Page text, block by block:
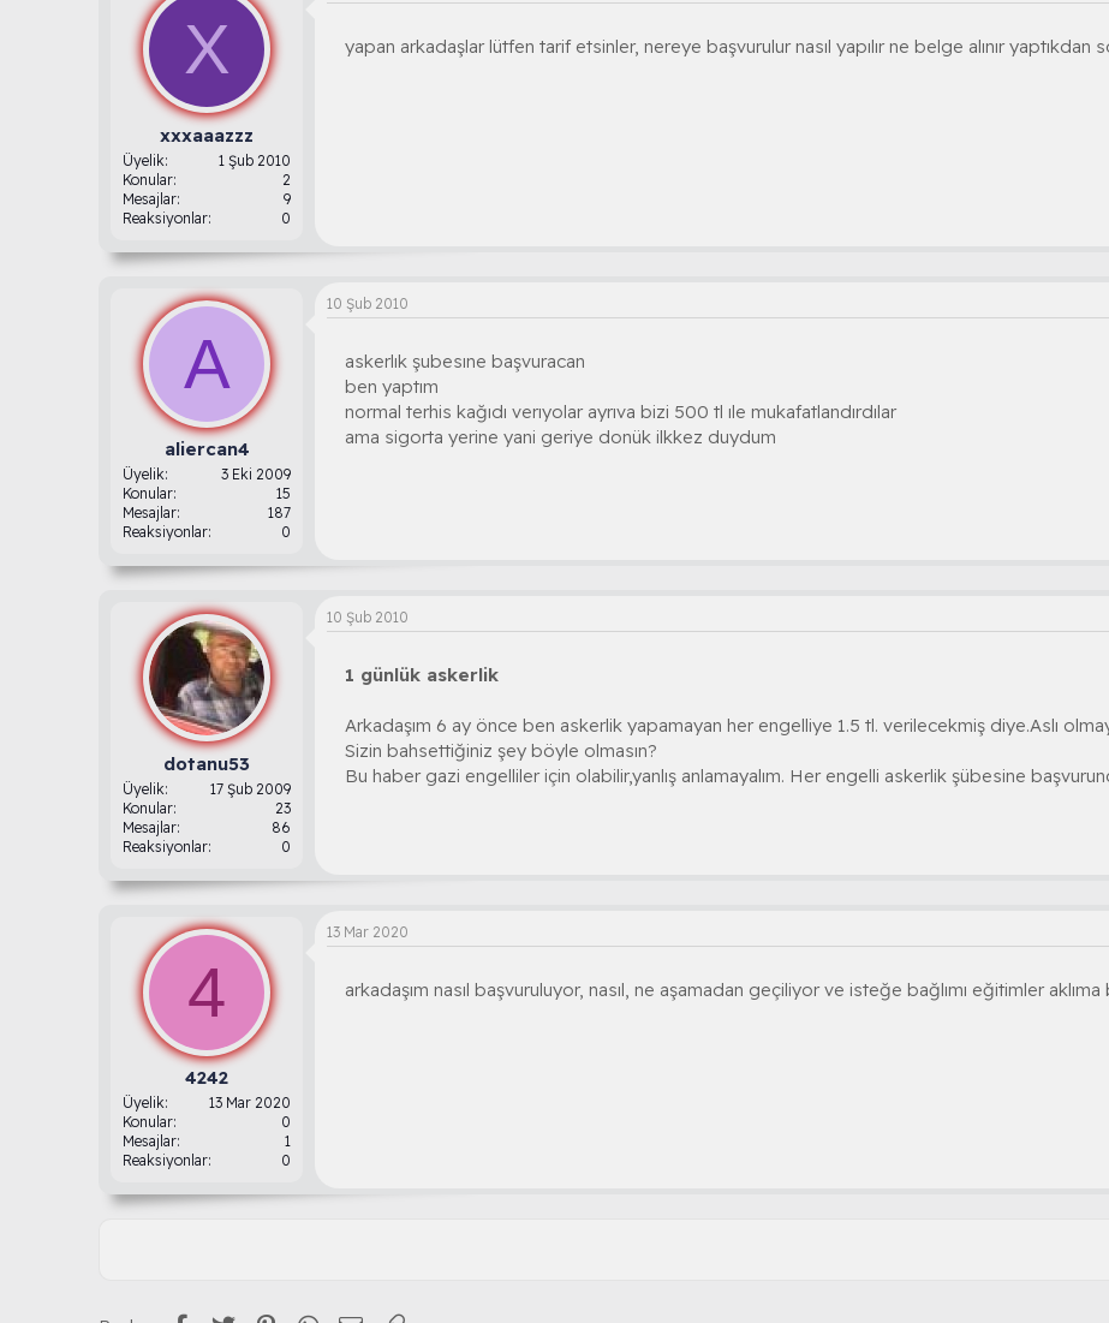
X
xxxaaazzz
Üyelik
1 Şub 2010
Konular
2
Mesajlar
9
Reaksiyonlar
0
yapan arkadaşlar lütfen tarif etsinler, nereye başvurulur nasıl yapılır ne belge alınır yaptıkdan
A
aliercan4
Üyelik
3 Eki 2009
Konular
15
Mesajlar
187
Reaksiyonlar
0
10 Şub 2010
askerlık şubesıne başvuracan
ben yaptım
normal terhis kağıdı verıyolar ayrıva bizi 500 tl ıle mukafatlandırdılar
ama sigorta yerine yani geriye donük ilkkez duydum
dotanu53
Üyelik
17 Şub 2009
Konular
23
Mesajlar
86
Reaksiyonlar
0
10 Şub 2010
1 günlük askerlik
Arkadaşım 6 ay önce ben askerlik yapamayan her engelliye 1.5 tl. verilecekmiş diye.Aslı
Sizin bahsettiğiniz şey böyle olmasın?
Bu haber gazi engelliler için olabilir,yanlış anlamayalım. Her engelli askerlik şübesine
4
4242
Üyelik
13 Mar 2020
Konular
0
Mesajlar
1
Reaksiyonlar
0
13 Mar 2020
arkadaşım nasıl başvuruluyor, nasıl, ne aşamadan geçiliyor ve isteğe bağlımı eğitimler